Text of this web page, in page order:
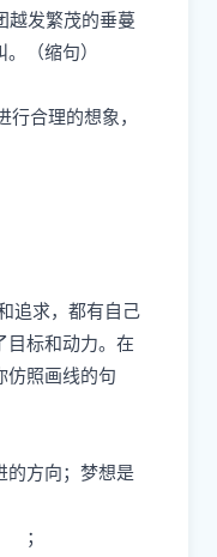
越发繁茂的垂蔓
（缩句）
行合理的想象，
追求，都有自己
目标和动力。在
仿照画线的句
的方向；梦想是
；